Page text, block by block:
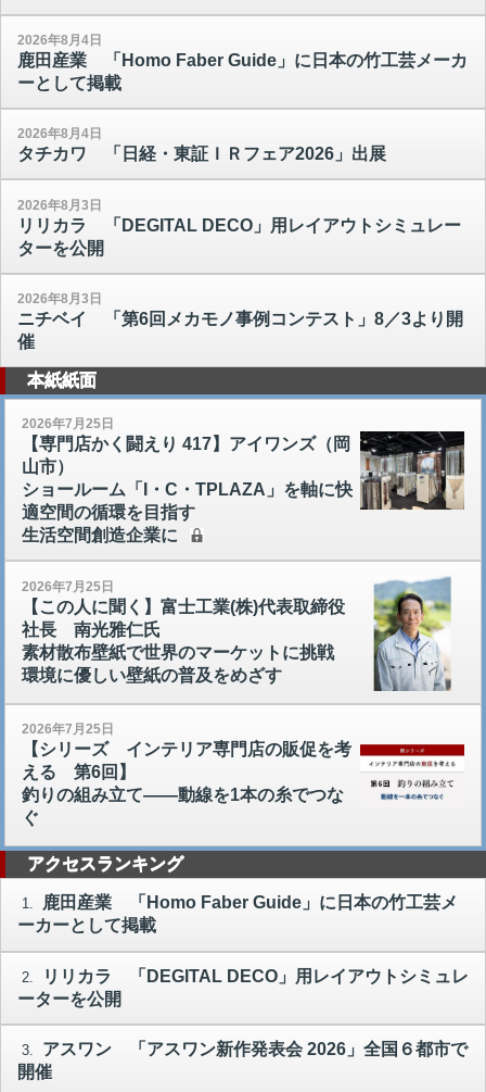
2026年8月4日
鹿田産業 「Homo Faber Guide」に日本の竹工芸メーカ
ーとして掲載
2026年8月4日
タチカワ 「日経・東証ＩＲフェア2026」出展
2026年8月3日
リリカラ 「DEGITAL DECO」用レイアウトシミュレー
ターを公開
2026年8月3日
ニチベイ 「第6回メカモノ事例コンテスト」8／3より開
催
本紙紙面
2026年7月25日
【専門店かく闘えり 417】アイワンズ（岡
山市）
ショールーム「I・C・TPLAZA」を軸に快
適空間の循環を目指す
生活空間創造企業に
2026年7月25日
【この人に聞く】富士工業(株)代表取締役
社長 南光雅仁氏
素材散布壁紙で世界のマーケットに挑戦
環境に優しい壁紙の普及をめざす
2026年7月25日
【シリーズ インテリア専門店の販促を考
える 第6回】
釣りの組み立て――動線を1本の糸でつな
ぐ
アクセスランキング
1.
鹿田産業 「Homo Faber Guide」に日本の竹工芸メ
ーカーとして掲載
2.
リリカラ 「DEGITAL DECO」用レイアウトシミュレ
ーターを公開
3.
アスワン 「アスワン新作発表会 2026」全国６都市で
開催